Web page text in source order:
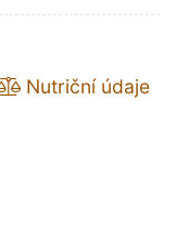
Nutriční údaje